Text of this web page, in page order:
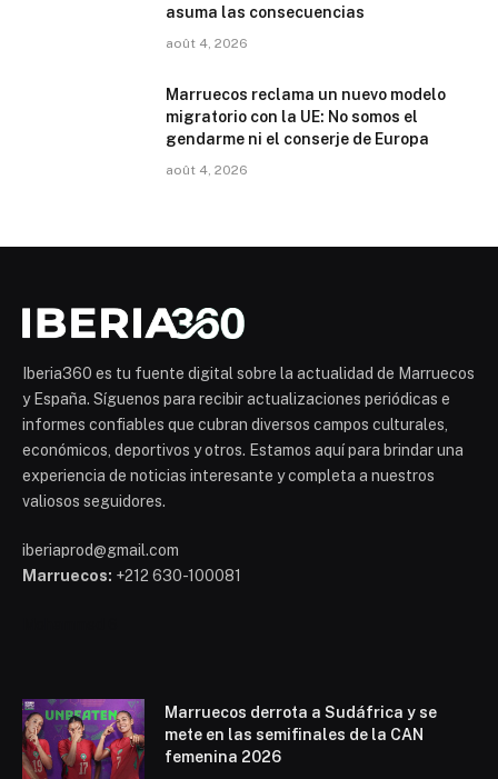
asuma las consecuencias
août 4, 2026
Marruecos reclama un nuevo modelo
migratorio con la UE: No somos el
gendarme ni el conserje de Europa
août 4, 2026
Iberia360 es tu fuente digital sobre la actualidad de Marruecos
y España. Síguenos para recibir actualizaciones periódicas e
informes confiables que cubran diversos campos culturales,
económicos, deportivos y otros. Estamos aquí para brindar una
experiencia de noticias interesante y completa a nuestros
valiosos seguidores.
iberiaprod@gmail.com
Marruecos: +212 630-100081
Marruecos derrota a Sudáfrica y se
mete en las semifinales de la CAN
femenina 2026